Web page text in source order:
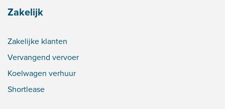
Zakelijk
Zakelijke klanten
Vervangend vervoer
Koelwagen verhuur
Shortlease